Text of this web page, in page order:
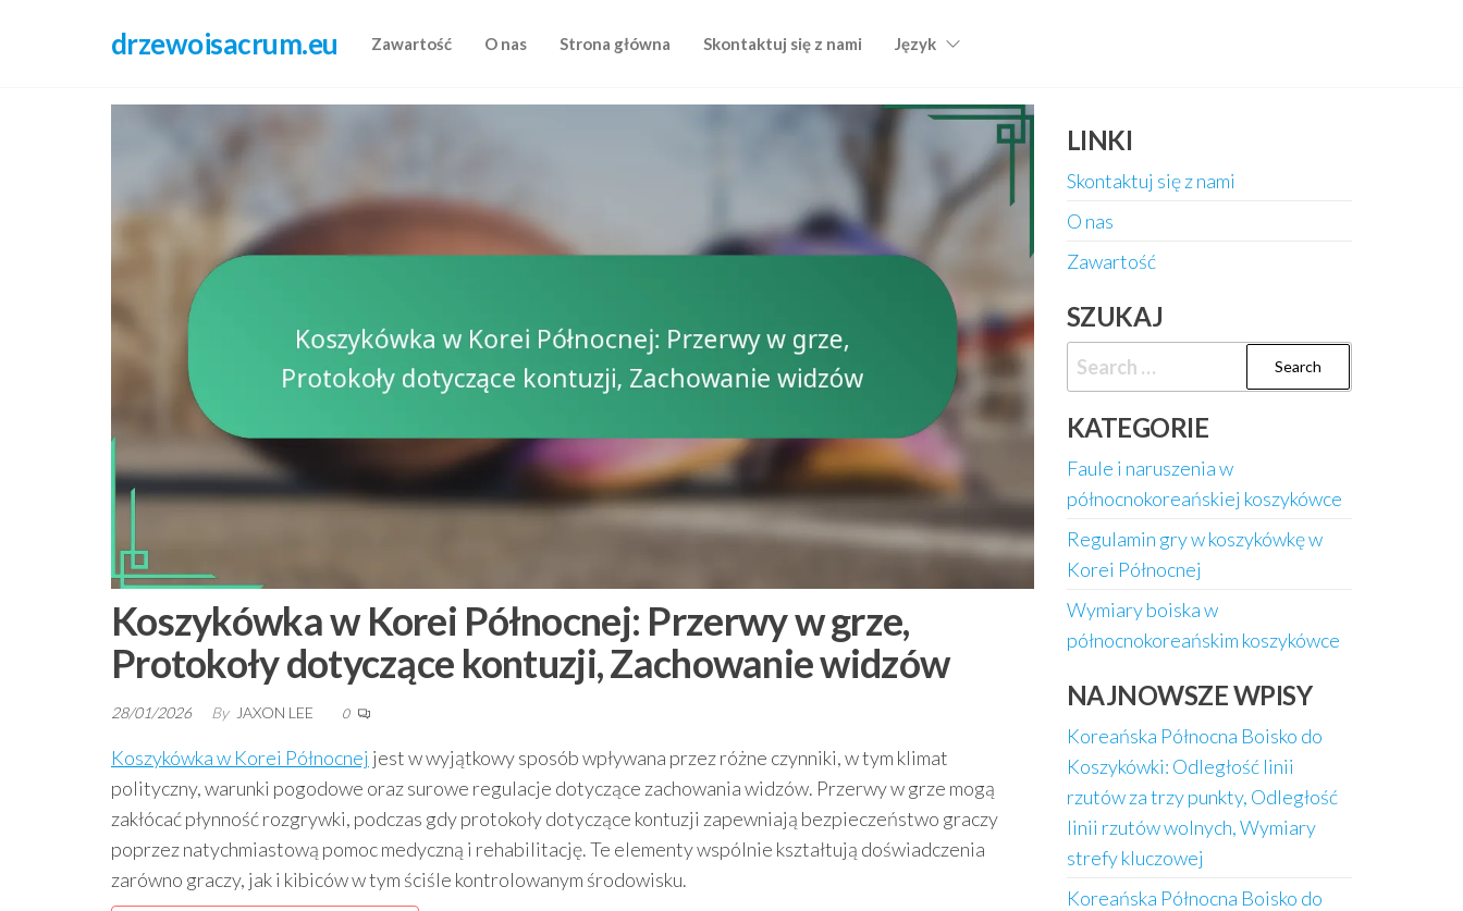
drzewoisacrum.eu Zawartość O nas Strona główna Skontaktuj się z nami Język
Koszykówka w Korei Północnej: Przerwy w grze,
Protokoły dotyczące kontuzji, Zachowanie widzów
28/01/2026 By JAXON LEE 0
Koszykówka w Korei Północnej jest w wyjątkowy sposób wpływana przez różne czynniki, w tym klimat
polityczny, warunki pogodowe oraz surowe regulacje dotyczące zachowania widzów. Przerwy w grze mogą
zakłócać płynność rozgrywki, podczas gdy protokoły dotyczące kontuzji zapewniają bezpieczeństwo graczy
poprzez natychmiastową pomoc medyczną i rehabilitację. Te elementy wspólnie kształtują doświadczenia
zarówno graczy, jak i kibiców w tym ściśle kontrolowanym środowisku.
LINKI
Skontaktuj się z nami
O nas
Zawartość
SZUKAJ
Search
for:
KATEGORIE
Faule i naruszenia w
północnokoreańskiej koszykówce
Regulamin gry w koszykówkę w
Korei Północnej
Wymiary boiska w
północnokoreańskim koszykówce
NAJNOWSZE WPISY
Koreańska Północna Boisko do
Koszykówki: Odległość linii
rzutów za trzy punkty, Odległość
linii rzutów wolnych, Wymiary
strefy kluczowej
Koreańska Północna Boisko do